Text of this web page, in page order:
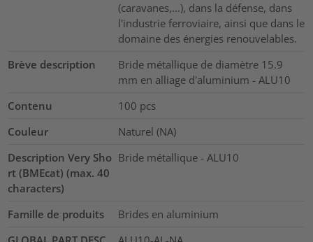
(caravanes,...), dans la défense, dans
l'industrie ferroviaire, ainsi que dans le
domaine des énergies renouvelables.
Brève description
Bride métallique de diamètre 15.9
mm en alliage d'aluminium - ALU10
Contenu
100 pcs
Couleur
Naturel (NA)
Description Very Sho
rt (BMEcat) (max. 40
characters)
Bride métallique - ALU10
Famille de produits
Brides en aluminium